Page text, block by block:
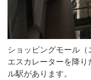
ショッピングモール（
エスカレーターを降
ル駅があります。